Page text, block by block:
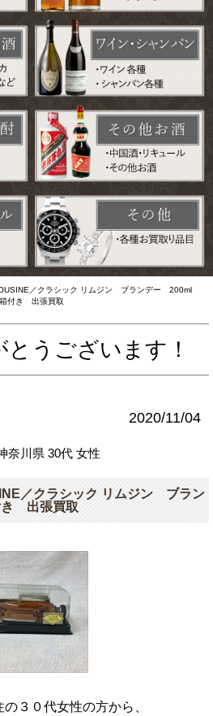
／クラシック リムジン ブランデー 200ml
箱付き 出張買取
うございます！
2020/11/04
奈川県 30代 女性
／クラシック リムジン ブラン
出張買取
３０代女性の方から、